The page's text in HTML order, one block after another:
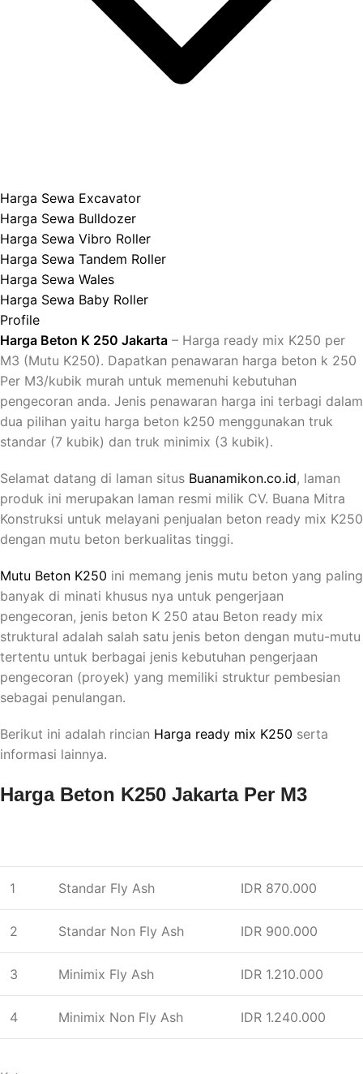
Harga Sewa Excavator
Harga Sewa Bulldozer
Harga Sewa Vibro Roller
Harga Sewa Tandem Roller
Harga Sewa Wales
Harga Sewa Baby Roller
Profile
Harga Beton K 250 Jakarta – Harga ready mix K250 per
M3 (Mutu K250). Dapatkan penawaran harga beton k 250
Per M3/kubik murah untuk memenuhi kebutuhan
pengecoran anda. Jenis penawaran harga ini terbagi dalam
dua pilihan yaitu harga beton k250 menggunakan truk
standar (7 kubik) dan truk minimix (3 kubik).
Selamat datang di laman situs Buanamikon.co.id, laman
produk ini merupakan laman resmi milik CV. Buana Mitra
Konstruksi untuk melayani penjualan beton ready mix K250
dengan mutu beton berkualitas tinggi.
Mutu Beton K250 ini memang jenis mutu beton yang paling
banyak di minati khusus nya untuk pengerjaan
pengecoran, jenis beton K 250 atau Beton ready mix
struktural adalah salah satu jenis beton dengan mutu-mutu
tertentu untuk berbagai jenis kebutuhan pengerjaan
pengecoran (proyek) yang memiliki struktur pembesian
sebagai penulangan.
Berikut ini adalah rincian Harga ready mix K250 serta
informasi lainnya.
Harga Beton K250 Jakarta Per M3
1 Standar Fly Ash IDR 870.000
2 Standar Non Fly Ash IDR 900.000
3 Minimix Fly Ash IDR 1.210.000
4 Minimix Non Fly Ash IDR 1.240.000